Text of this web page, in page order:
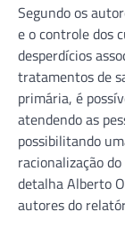
Segundo os
e o controle dos
desperdícios
tratamentos de
primária, é
atendendo as
possibilitando
racionalização
detalha Alberto
autores do